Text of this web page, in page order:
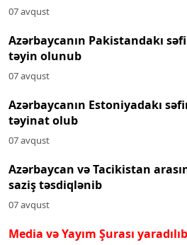
07 avqust
Azərbaycanın Pakistandakı
təyin olunub
07 avqust
Azərbaycanın Estoniyadakı
təyinat olub
07 avqust
Azərbaycan və Tacikistan
saziş təsdiqlənib
07 avqust
Media və Yayım Şurası yaradılıb